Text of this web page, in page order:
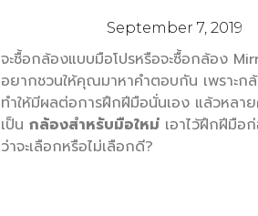
September 7, 2019
จะซื้อกล้องแบบมือโปรหรือจะซื้อกล้อง
อยากชวนให้คุณมาหาคำตอบกัน เพราะ
ทำให้มีผลต่อการฝึกฝีมือนั่นเอง แล้วหลา
เป็น กล้องสำหรับมือใหม่ เอาไว้ฝึกฝีมือ
ว่าจะเลือกหรือไม่เลือกดี?